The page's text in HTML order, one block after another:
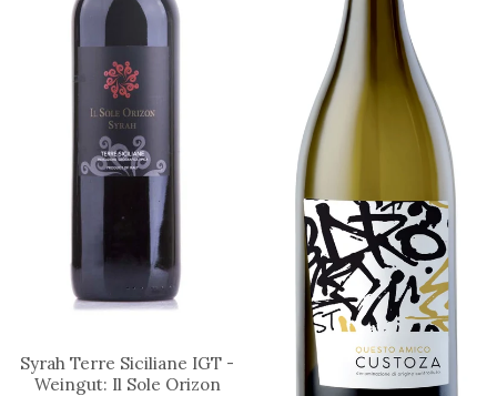
Syrah Terre Siciliane IGT -
Weingut: Il Sole Orizon